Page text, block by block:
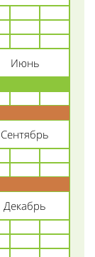
Июнь
Сентябрь
Декабрь